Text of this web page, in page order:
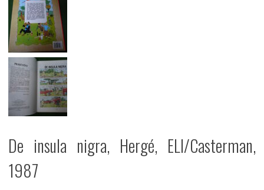
De insula nigra, Hergé, ELI/Casterman,
1987